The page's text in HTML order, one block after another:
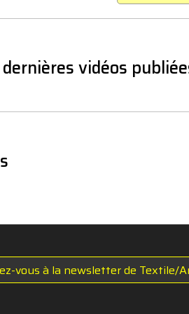
vidéos
vous à la newsletter de Textile/